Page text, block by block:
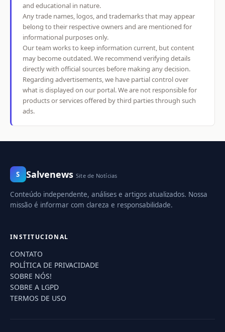
and educational in nature.
Any trade names, logos, and trademarks that may appear
belong to their respective owners and are mentioned for
informational purposes only.
Our team works to keep information current, but content
may become outdated. We recommend verifying details
directly with official sources before making any decision.
Regarding advertisements, we have partial control over
what is displayed on our portal. We are not responsible for
products or services offered by third parties through such
ads.
S Salvenews Site de Notícias
Conteúdo independente, análises e artigos atualizados. Nossa
missão é informar com clareza e responsabilidade.
INSTITUCIONAL
CONTATO
POLÍTICA DE PRIVACIDADE
SOBRE NÓS!
SOBRE A LGPD
TERMOS DE USO